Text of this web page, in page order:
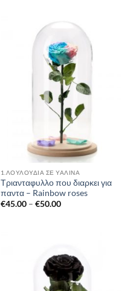
1.ΛΟΥΛΟΎΔΙΑ ΣΈ ΥΆΛΙΝΑ
Τριανταφυλλο που διαρκει για
παντα – Rainbow roses
€45.00 – €50.00Price